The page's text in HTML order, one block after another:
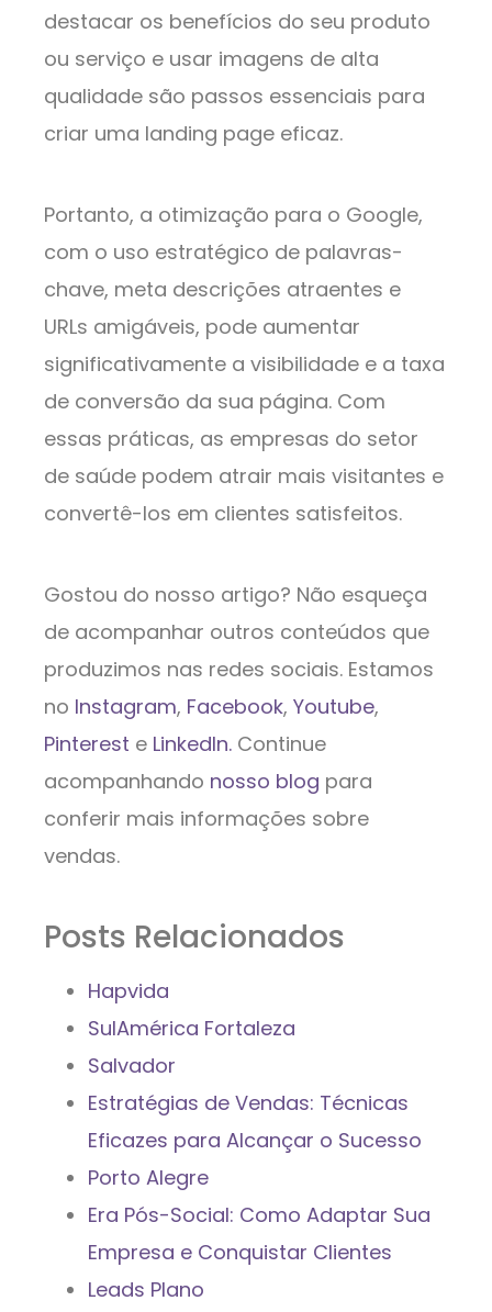
destacar os benefícios do seu produto
ou serviço e usar imagens de alta
qualidade são passos essenciais para
criar uma landing page eficaz.
Portanto, a otimização para o Google,
com o uso estratégico de palavras-
chave, meta descrições atraentes e
URLs amigáveis, pode aumentar
significativamente a visibilidade e a taxa
de conversão da sua página. Com
essas práticas, as empresas do setor
de saúde podem atrair mais visitantes e
convertê-los em clientes satisfeitos.
Gostou do nosso artigo? Não esqueça
de acompanhar outros conteúdos que
produzimos nas redes sociais. Estamos
no Instagram, Facebook, Youtube,
Pinterest e LinkedIn. Continue
acompanhando nosso blog para
conferir mais informações sobre
vendas.
Posts Relacionados
Hapvida
SulAmérica Fortaleza
Salvador
Estratégias de Vendas: Técnicas
Eficazes para Alcançar o Sucesso
Porto Alegre
Era Pós-Social: Como Adaptar Sua
Empresa e Conquistar Clientes
Leads Plano